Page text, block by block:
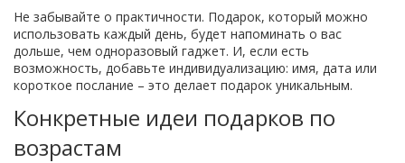
Не забывайте о практичности. Подарок, который можно
использовать каждый день, будет напоминать о вас
дольше, чем одноразовый гаджет. И, если есть
возможность, добавьте индивидуализацию: имя, дата или
короткое послание – это делает подарок уникальным.
Конкретные идеи подарков по
возрастам